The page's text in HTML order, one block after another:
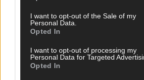
I want to opt-out of the Sale of my
Personal Data.
Opted In
I want to opt-out of processing my
Personal Data for Targeted
Opted In
DARA gewinnt verdient, Israel
unser Kommentar zum ESC 2026
Mai 2026